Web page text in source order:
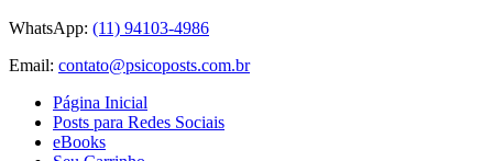
WhatsApp: (11) 94103-4986
Email: contato@psicoposts.com.br
Página Inicial
Posts para Redes Sociais
eBooks